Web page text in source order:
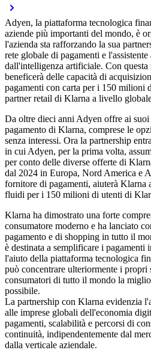
Adyen, la piattaforma tecnologica
aziende più importanti del mondo, è
l'azienda sta rafforzando la sua
rete globale di pagamenti e
dall'intelligenza artificiale. Con
beneficerà delle capacità di
pagamenti con carta per i 150 milioni
partner retail di Klarna a livello
Da oltre dieci anni Adyen offre ai
pagamento di Klarna, comprese le
senza interessi. Ora la partnership
in cui Adyen, per la prima volta,
per conto delle diverse offerte di
dal 2024 in Europa, Nord America e
fornitore di pagamenti, aiuterà Klarna
fluidi per i 150 milioni di utenti di
Klarna ha dimostrato una forte
consumatore moderno e ha lanciato
pagamento e di shopping in tutto il
è destinata a semplificare i pagamenti
l'aiuto della piattaforma tecnologica
può concentrare ulteriormente i
consumatori di tutto il mondo la
possibile.
La partnership con Klarna evidenzia
alle imprese globali dell'economia
pagamenti, scalabilità e percorsi di
continuità, indipendentemente dal
dalla verticale aziendale.